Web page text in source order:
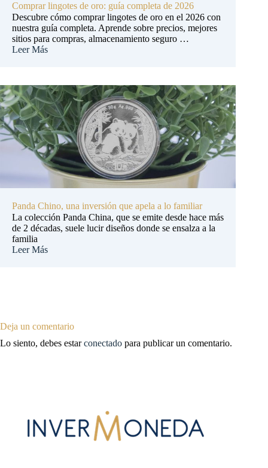
Comprar lingotes de oro: guía completa de 2026
Descubre cómo comprar lingotes de oro en el 2026 con
nuestra guía completa. Aprende sobre precios, mejores
sitios para compras, almacenamiento seguro …
Leer Más
Panda Chino, una inversión que apela a lo familiar
La colección Panda China, que se emite desde hace más
de 2 décadas, suele lucir diseños donde se ensalza a la
familia
Leer Más
Deja un comentario
Lo siento, debes estarconectado para publicar un comentario.